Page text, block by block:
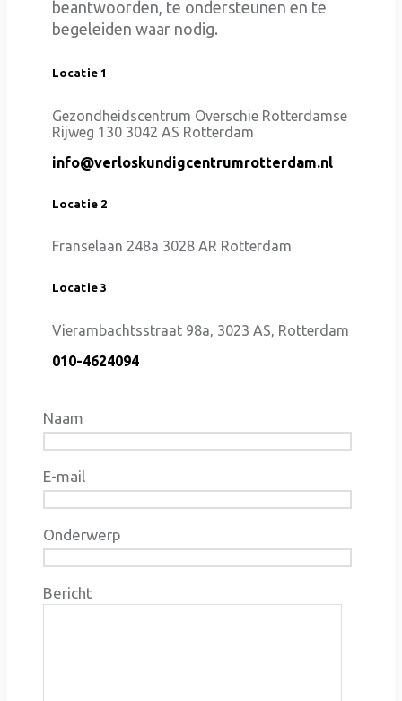
beantwoorden, te ondersteunen en te
begeleiden waar nodig.
Locatie 1
Gezondheidscentrum Overschie Rotterdamse
Rijweg 130 3042 AS Rotterdam
info@verloskundigcentrumrotterdam.nl
Locatie 2
Franselaan 248a 3028 AR Rotterdam
Locatie 3
Vierambachtsstraat 98a, 3023 AS, Rotterdam
010-4624094
Naam
E-mail
Onderwerp
Bericht